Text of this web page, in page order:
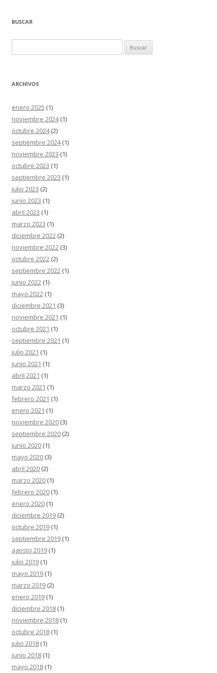
BUSCAR
ARCHIVOS
enero 2025 (1)
noviembre 2024(1)
octubre 2024(2)
septiembre 2024(1)
noviembre 2023 (1)
octubre 2023 (1)
septiembre 2023 (1)
julio 2023 (2)
junio 2023 (1)
abril 2023 (1)
marzo 2023 (1)
diciembre 2022 (2)
noviembre 2022 (3)
octubre 2022 (2)
septiembre 2022 (1)
junio 2022 (1)
mayo 2022 (1)
diciembre 2021 (3)
noviembre 2021 (1)
octubre 2021 (1)
septiembre 2021 (1)
julio 2021 (1)
junio 2021 (1)
abril 2021 (1)
marzo 2021 (1)
febrero 2021 (1)
enero 2021 (1)
noviembre 2020 (3)
septiembre 2020 (2)
junio 2020 (1)
mayo 2020 (3)
abril 2020 (2)
marzo 2020 (1)
febrero 2020 (1)
enero 2020 (1)
diciembre 2019 (2)
octubre 2019 (1)
septiembre 2019 (1)
agosto 2019 (1)
julio 2019 (1)
mayo 2019 (1)
marzo 2019 (2)
enero 2019 (1)
diciembre 2018 (1)
noviembre 2018 (1)
octubre 2018 (1)
julio 2018 (1)
junio 2018 (1)
mayo 2018 (1)